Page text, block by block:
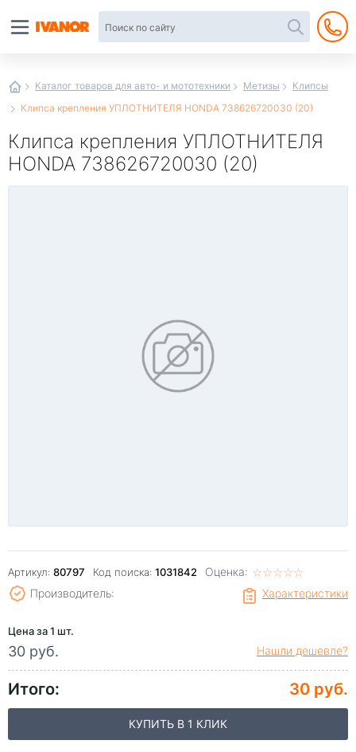
Каталог товаров для авто- и мототехники Метизы
Клипсы
Клипса крепления УПЛОТНИТЕЛЯ HONDA 738626720030 (20)
Клипса крепления УПЛОТНИТЕЛЯ
HONDA 738626720030 (20)
Артикул: 80797 Код поиска: 1031842 Оценка: ☆☆☆☆☆
★★★★★
Характеристики
Производитель:
Цена за 1 шт.
30 руб. Нашли дешевле?
Итого: 30 руб.
КУПИТЬ В 1 КЛИК
интернет-